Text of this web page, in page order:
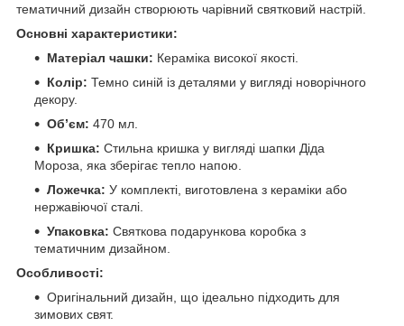
тематичний дизайн створюють чарівний святковий настрій.
Основні характеристики:
Матеріал чашки: Кераміка високої якості.
Колір: Темно синій із деталями у вигляді новорічного
декору.
Об’єм: 470 мл.
Кришка: Стильна кришка у вигляді шапки Діда
Мороза, яка зберігає тепло напою.
Ложечка: У комплекті, виготовлена з кераміки або
нержавіючої сталі.
Упаковка: Святкова подарункова коробка з
тематичним дизайном.
Особливості:
Оригінальний дизайн, що ідеально підходить для
зимових свят.